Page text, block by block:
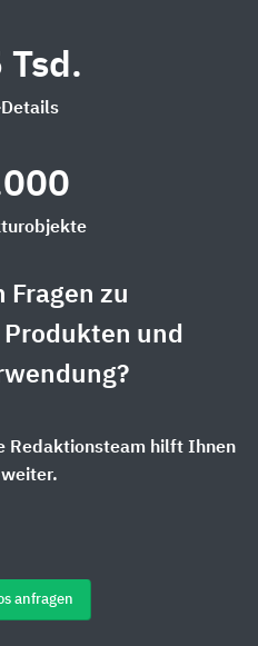
Tsd.
Fragen zu
und
Redaktionsteam hilft Ihnen
anfragen